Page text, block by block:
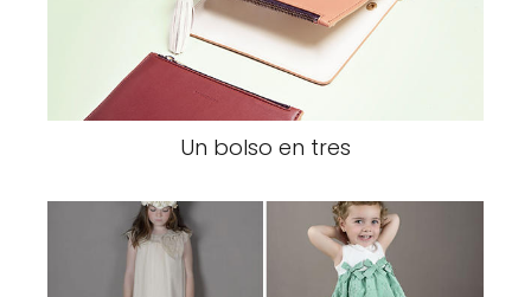
Un bolso en tres